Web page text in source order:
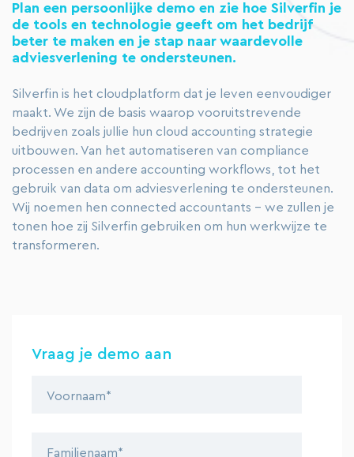
Plan een persoonlijke demo en zie hoe Silverfin je
de tools en technologie geeft om het bedrijf
beter te maken en je stap naar waardevolle
adviesverlening te ondersteunen.
Silverfin is het cloudplatform dat je leven eenvoudiger
maakt. We zijn de basis waarop vooruitstrevende
bedrijven zoals jullie hun cloud accounting strategie
uitbouwen. Van het automatiseren van compliance
processen en andere accounting workflows, tot het
gebruik van data om adviesverlening te ondersteunen.
Wij noemen hen connected accountants - we zullen je
tonen hoe zij Silverfin gebruiken om hun werkwijze te
transformeren.
Vraag je demo aan